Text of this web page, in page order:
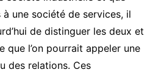
à une société de services, il
de distinguer les deux et
que l’on pourrait appeler une
des relations. Ces